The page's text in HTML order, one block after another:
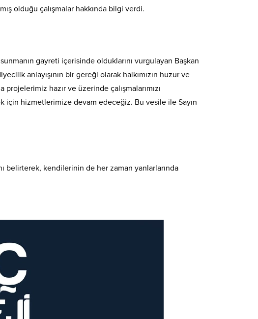
olduğu çalışmalar hakkında bilgi verdi.
gayreti içerisinde olduklarını vurgulayan Başkan
anlayışının bir gereği olarak halkımızın huzur ve
hazır ve üzerinde çalışmalarımızı
için hizmetlerimize devam edeceğiz. Bu vesile ile Sayın
belirterek, kendilerinin de her zaman yanlarlarında